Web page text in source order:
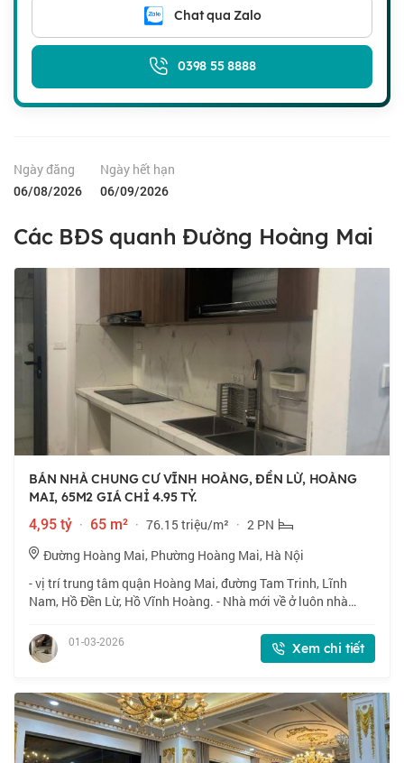
Chat qua Zalo
0398 55 8888
Ngày đăng
06/08/2026
Ngày hết hạn
06/09/2026
Các BĐS quanh Đường Hoàng Mai
BÁN NHÀ CHUNG CƯ VĨNH HOÀNG, ĐỀN LỪ, HOÀNG
MAI, 65M2 GIÁ CHỈ 4.95 TỶ.
4,95 tỷ · 65 m² · 76.15 triệu/m² · 2 PN
Đường Hoàng Mai, Phường Hoàng Mai, Hà Nội
- vị trí trung tâm quận Hoàng Mai, đường Tam Trinh, Lĩnh
Nam, Hồ Đền Lừ, Hồ Vĩnh Hoàng. - Nhà mới về ở luôn nhà
khách bếp, 1 vs - Sổ đỏ đẹp sẵn
01-03-2026 Xem chi tiết